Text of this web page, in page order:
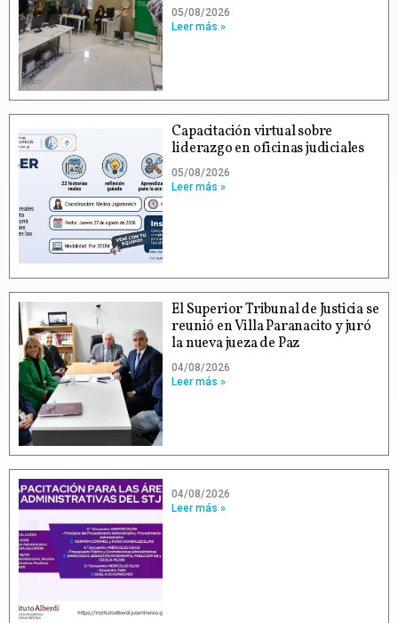
05/08/2026
Leer más »
Capacitación virtual sobre
liderazgo en oficinas judiciales
05/08/2026
Leer más »
El Superior Tribunal de Justicia se
reunió en Villa Paranacito y juró
la nueva jueza de Paz
04/08/2026
Leer más »
04/08/2026
Leer más »